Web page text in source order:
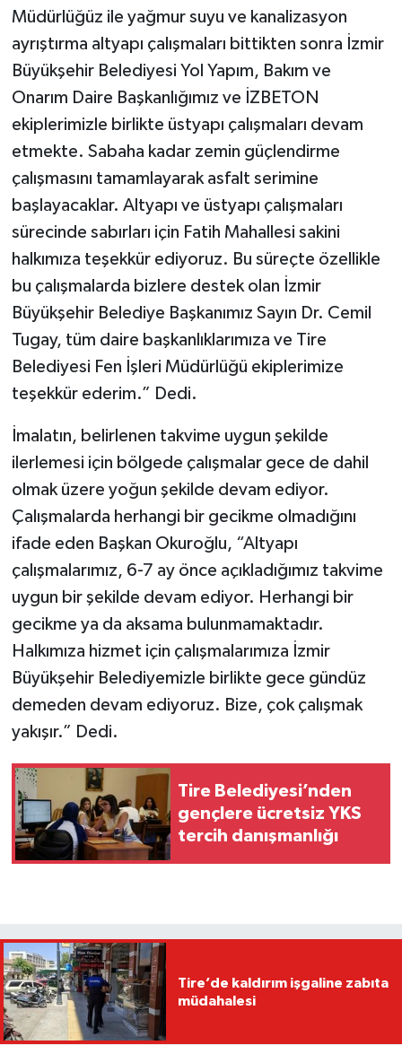
Müdürlüğüz ile yağmur suyu ve kanalizasyon
ayrıştırma altyapı çalışmaları bittikten sonra İzmir
Büyükşehir Belediyesi Yol Yapım, Bakım ve
Onarım Daire Başkanlığımız ve İZBETON
ekiplerimizle birlikte üstyapı çalışmaları devam
etmekte. Sabaha kadar zemin güçlendirme
çalışmasını tamamlayarak asfalt serimine
başlayacaklar. Altyapı ve üstyapı çalışmaları
sürecinde sabırları için Fatih Mahallesi sakini
halkımıza teşekkür ediyoruz. Bu süreçte özellikle
bu çalışmalarda bizlere destek olan İzmir
Büyükşehir Belediye Başkanımız Sayın Dr. Cemil
Tugay, tüm daire başkanlıklarımıza ve Tire
Belediyesi Fen İşleri Müdürlüğü ekiplerimize
teşekkür ederim.” Dedi.
İmalatın, belirlenen takvime uygun şekilde
ilerlemesi için bölgede çalışmalar gece de dahil
olmak üzere yoğun şekilde devam ediyor.
Çalışmalarda herhangi bir gecikme olmadığını
ifade eden Başkan Okuroğlu, “Altyapı
çalışmalarımız, 6-7 ay önce açıkladığımız takvime
uygun bir şekilde devam ediyor. Herhangi bir
gecikme ya da aksama bulunmamaktadır.
Halkımıza hizmet için çalışmalarımıza İzmir
Büyükşehir Belediyemizle birlikte gece gündüz
demeden devam ediyoruz. Bize, çok çalışmak
yakışır.” Dedi.
Tire Belediyesi’nden
gençlere ücretsiz YKS
tercih danışmanlığı
Tire’de kaldırım işgaline zabıta
müdahalesi